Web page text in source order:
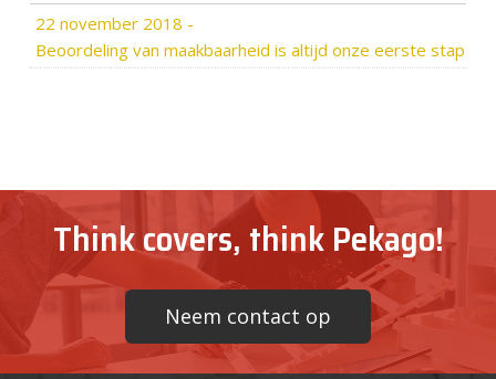
22 november 2018 -
Beoordeling van maakbaarheid is altijd onze eerste stap
Think covers, think Pekago!
Neem contact op